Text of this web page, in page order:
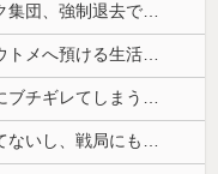
【動画】広島慰霊の日に発生したパヨク集団、強制退去で機動隊により無事排除される
義兄嫁が自宅をサロンにして姪を毎日ウトメへ預ける生活に。数年後、そのツケが一気に回ってきて…
【悲報】ドジャースファン、大谷翔平にブチギレてしまう！！！！！！
韓国人「実は李舜臣は言うほど活躍してないし、戦局にも全然影響を与えてないというのが歴史的真実らしい・・・」